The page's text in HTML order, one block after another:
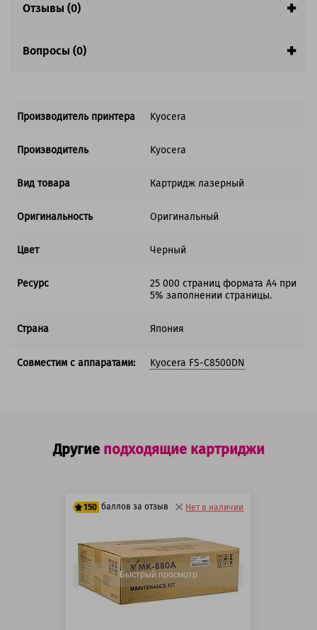
Отзывы (0)
Вопросы (0)
Производитель принтера Kyocera
Производитель Kyocera
Вид товара Картридж лазерный
Оригинальность Оригинальный
Цвет Черный
Ресурс
25 000 страниц формата А4 при
5% заполнении страницы.
Страна Япония
Совместим с аппаратами: Kyocera FS-C8500DN
Другие подходящие картриджи
150 баллов за отзыв
125 баллов
150 баллов
Нет в наличии
Быстрый просмотр